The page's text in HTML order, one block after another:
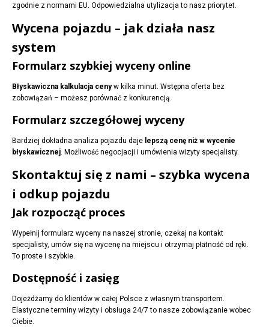
zgodnie z normami EU. Odpowiedzialna utylizacja to nasz priorytet.
Wycena pojazdu – jak działa nasz
system
Formularz szybkiej wyceny online
Błyskawiczna kalkulacja cenyw kilka minut. Wstępna oferta bez
zobowiązań – możesz porównać z konkurencją.
Formularz szczegółowej wyceny
Bardziej dokładna analiza pojazdu daje lepszą cenę niż w wycenie
błyskawicznej. Możliwość negocjacji i umówienia wizyty specjalisty.
Skontaktuj się z nami – szybka wycena
i odkup pojazdu
Jak rozpocząć proces
Wypełnij formularz wyceny na naszej stronie, czekaj na kontakt
specjalisty, umów się na wycenę na miejscu i otrzymaj płatność od ręki.
To proste i szybkie.
Dostępność i zasięg
Dojeżdżamy do klientów w całej Polsce z własnym transportem.
Elastyczne terminy wizyty i obsługa 24/7 to nasze zobowiązanie wobec
Ciebie.